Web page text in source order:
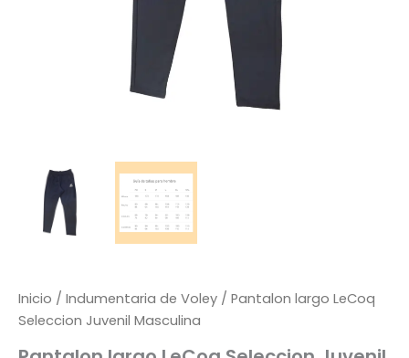
Inicio / Indumentaria de Voley / Pantalon largo LeCoq
Seleccion Juvenil Masculina